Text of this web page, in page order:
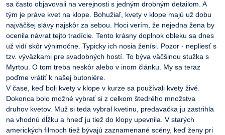
sa často objavovali na verejnosti s jedným drobným detailom. A
tým je práve kvet na klope. Bohužiaľ, kvety v klope majú už dobu
najväčšej slávy najskôr za sebou. Hoci verím, že nejedna žena by
ocenila návrat tejto tradície. Tento krásny doplnok obleku sa dnes
už vidí skôr výnimočne. Typicky ich nosia ženísi. Pozor - nepliesť s
tzv. výväzkami pre svadobných hostí. To býva väčšinou stužka s
Myrtou. O tom treba neskôr alebo v inom článku. My sa teraz
poďme vrátiť k našej butoniére.
V čase, keď boli kvety v klope v kurze sa používali kvety živé.
Dokonca bolo možné vybrať si z celkom štedrého množstva
druhov kvetov. Muž si teda vybral kvetinu, predavačka ju zastrihla
na vhodnú dĺžku a hneď ju tiež do klopy upevnila. V starých
amerických filmoch tiež bývajú zaznamenané scény, keď ženy pri